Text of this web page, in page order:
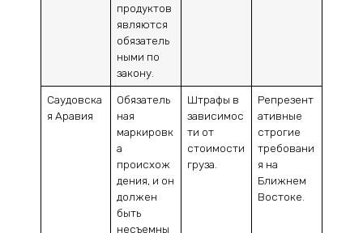
продуктов
являются
обязатель
ными по
закону.
Саудовска
я Аравия
Обязатель
ная
маркировк
а
происхож
дения, и он
должен
быть
несъемны
Штрафы в
зависимос
ти от
стоимости
груза.
Репрезент
ативные
строгие
требовани
я на
Ближнем
Востоке.